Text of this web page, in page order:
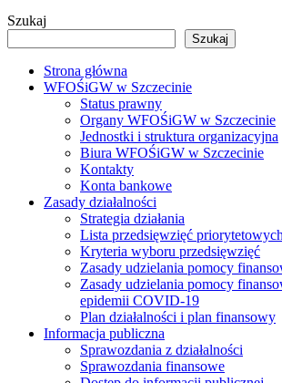
Szukaj
Szukaj
Strona główna
WFOŚiGW w Szczecinie
Status prawny
Organy WFOŚiGW w Szczecinie
Jednostki i struktura organizacyjna
Biura WFOŚiGW w Szczecinie
Kontakty
Konta bankowe
Zasady działalności
Strategia działania
Lista przedsięwzięć priorytetowych
Kryteria wyboru przedsięwzięć
Zasady udzielania pomocy
Zasady udzielania pomocy
epidemii COVID-19
Plan działalności i plan finansowy
Informacja publiczna
Sprawozdania z działalności
Sprawozdania finansowe